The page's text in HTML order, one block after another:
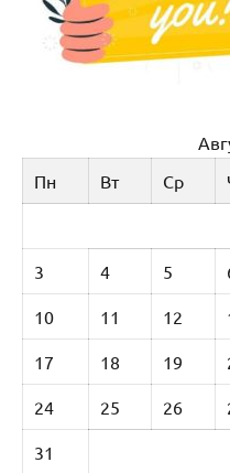
Пн
Вт Ср
3 4 5
10 11 12
17 18 19
24 25 26
31